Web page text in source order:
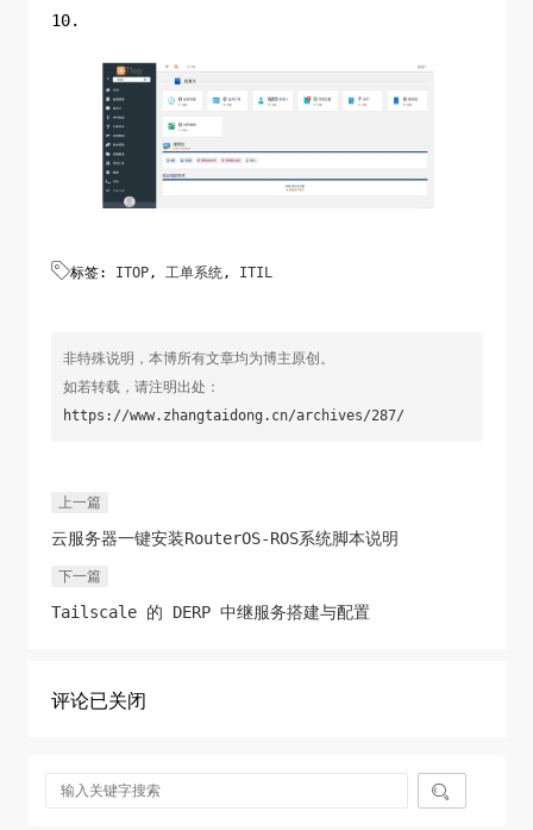
10.
标签: ITOP, 工单系统, ITIL
非特殊说明，本博所有文章均为博主原创。
如若转载，请注明出处：
https://www.zhangtaidong.cn/archives/287/
上一篇
云服务器一键安装RouterOS-ROS系统脚本说明
下一篇
Tailscale 的 DERP 中继服务搭建与配置
评论已关闭
